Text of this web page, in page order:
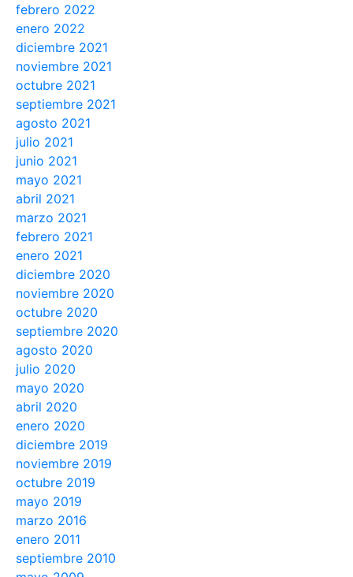
febrero 2022
enero 2022
diciembre 2021
noviembre 2021
octubre 2021
septiembre 2021
agosto 2021
julio 2021
junio 2021
mayo 2021
abril 2021
marzo 2021
febrero 2021
enero 2021
diciembre 2020
noviembre 2020
octubre 2020
septiembre 2020
agosto 2020
julio 2020
mayo 2020
abril 2020
enero 2020
diciembre 2019
noviembre 2019
octubre 2019
mayo 2019
marzo 2016
enero 2011
septiembre 2010